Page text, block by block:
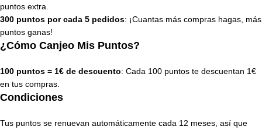
puntos extra.
300 puntos por cada 5 pedidos: ¡Cuantas más compras hagas, más
puntos ganas!
¿Cómo Canjeo Mis Puntos?
100 puntos = 1€ de descuento: Cada 100 puntos te descuentan 1€
en tus compras.
Condiciones
Tus puntos se renuevan automáticamente cada 12 meses, así que